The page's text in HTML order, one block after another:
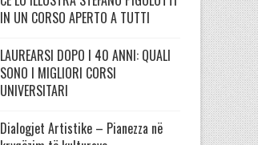
IN UN CORSO APERTO A TUTTI
LAUREARSI DOPO I 40 ANNI: QUALI
SONO I MIGLIORI CORSI
UNIVERSITARI
Dialogjet Artistike – Pianezza në